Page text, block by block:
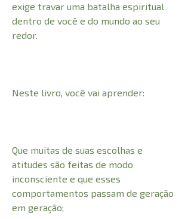
exige travar uma batalha espiritual
dentro de você e do mundo ao seu
redor.
Neste livro, você vai aprender:
Que muitas de suas escolhas e
atitudes são feitas de modo
inconsciente e que esses
comportamentos passam de geração
em geração;